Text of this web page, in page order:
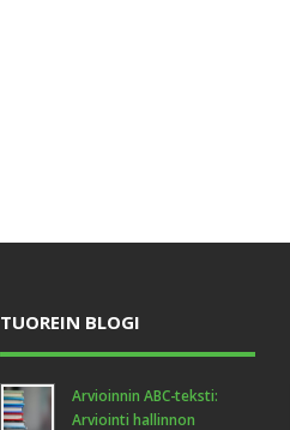
TUOREIN BLOGI
Arvioinnin ABC-teksti:
Arviointi hallinnon